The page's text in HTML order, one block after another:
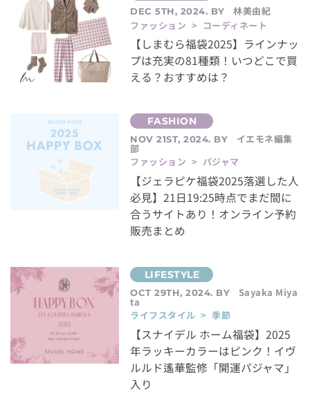
DEC 5TH, 2024. BY
林美由紀
ファッション > コーディネート
【しまむら福袋2025】ラインナッ
プは充実の81種類！いつどこで買
える？おすすめは？
NOV 21ST, 2024. BY イエモネ編集
部
ファッション > パジャマ
【ジェラピケ福袋2025落選した人
必見】21日19:25時点でまだ間に
合うサイトあり！オンライン予約
販売まとめ
OCT 29TH, 2024. BY Sayaka Miya
ta
ライフスタイル > 季節
【スナイデル ホーム福袋】2025
年ラッキーカラーはピンク！イヴ
ルルド遙華監修「開運パジャマ」
入り